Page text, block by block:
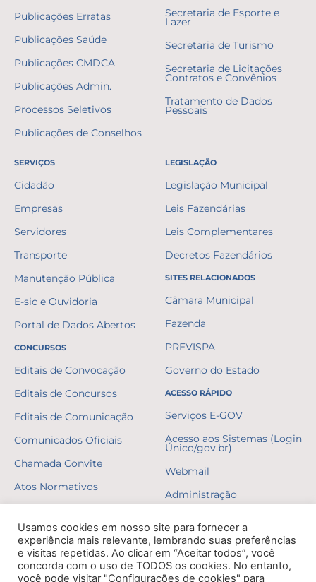
Publicações Erratas
Publicações Saúde
Publicações CMDCA
Publicações Admin.
Processos Seletivos
Publicações de Conselhos
Secretaria de Esporte e
Lazer
Secretaria de Turismo
Secretaria de Licitações
Contratos e Convênios
Tratamento de Dados
Pessoais
SERVIÇOS
Cidadão
Empresas
Servidores
Transporte
Manutenção Pública
E-sic e Ouvidoria
Portal de Dados Abertos
CONCURSOS
Editais de Convocação
Editais de Concursos
Editais de Comunicação
Comunicados Oficiais
Chamada Convite
Atos Normativos
Gabaritos
Formulários
LEGISLAÇÃO
Legislação Municipal
Leis Fazendárias
Leis Complementares
Decretos Fazendários
SITES RELACIONADOS
Câmara Municipal
Fazenda
PREVISPA
Governo do Estado
ACESSO RÁPIDO
Serviços E-GOV
Acesso aos Sistemas (Login
Único/gov.br)
Webmail
Administração
Usamos cookies em nosso site para fornecer a
experiência mais relevante, lembrando suas preferências
e visitas repetidas. Ao clicar em “Aceitar todos”, você
concorda com o uso de TODOS os cookies. No entanto,
você pode visitar "Configurações de cookies" para